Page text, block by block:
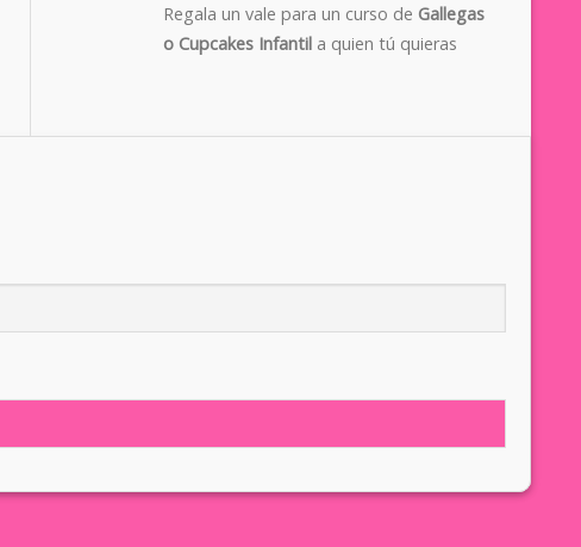
Regala un vale para un curso de Gallegas
o Cupcakes Infantil a quien tú quieras